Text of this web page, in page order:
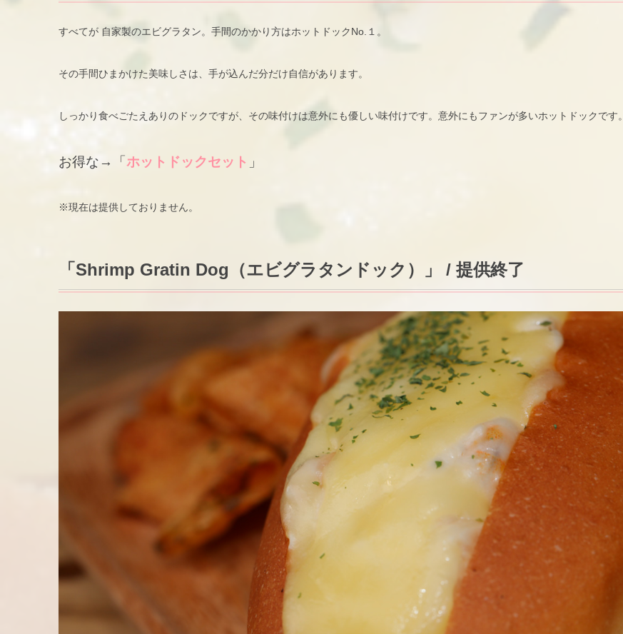
すべてが 自家製のエビグラタン。手間のかかり方はホットドックNo.１。
その手間ひまかけた美味しさは、手が込んだ分だけ自信があります。
しっかり食べごたえありのドックですが、その味付けは意外にも優しい味付けです。意外にもファンが多いホットドックです。
お得な→「 ホットドックセット 」
※現在は提供しておりません。
「Shrimp Gratin Dog（エビグラタンドック）」 / 提供終了